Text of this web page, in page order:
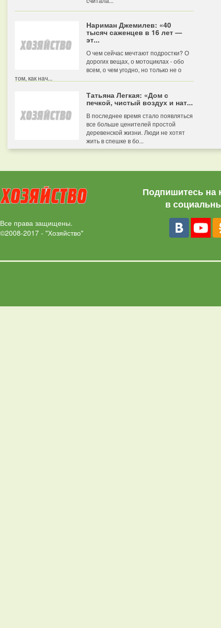
Нариман Джемилев: «40
тысяч саженцев в 16 лет —
эт...
О чем сейчас мечтают подростки? О
дорогих вещах, о мотоциклах - обо
всем, о чем угодно, но только не о
том, как нач...
Татьяна Легкая: «Дом с
печкой, чистый воздух и нат...
В последнее время стало появляться
все больше ценителей простой
деревенской жизни. Люди не хотят
жить в спешке в бо...
Все права защищены.
©2008-2017 - "Хозяйство"
Подпишитесь на
в